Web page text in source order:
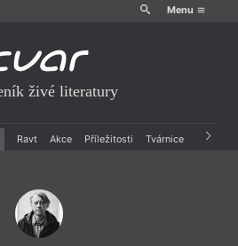
Menu
živé literatury
Ravt Akce Příležitosti Tvárnice Archiv